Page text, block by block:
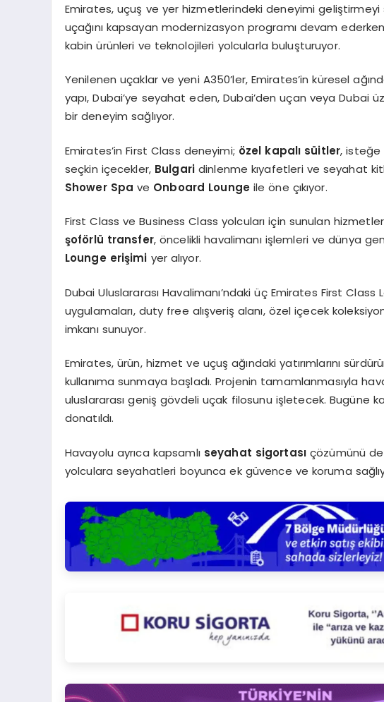
Emirates, uçuş ve yer hizmetlerindeki deneyimi geliştirmeyi
uçağını kapsayan modernizasyon programı devam
kabin ürünleri ve teknolojileri yolcularla buluşturuyor.
Yenilenen uçaklar ve yeni A350’ler, Emirates’in küresel
yapı, Dubai’ye seyahat eden, Dubai’den uçan veya Dubai
bir deneyim sağlıyor.
Emirates’in First Class deneyimi; özel kapalı süitler, isteğe
seçkin içecekler, Bulgari dinlenme kıyafetleri ve seyahat
Shower Spa ve Onboard Loungeile öne çıkıyor.
First Class ve Business Class yolcuları için sunulan
şoförlü transfer, öncelikli havalimanı işlemleri ve dünya
Lounge erişimi yer alıyor.
Dubai Uluslararası Havalimanı’ndaki üç Emirates First
uygulamaları, duty free alışveriş alanı, özel içecek
imkanı sunuyor.
Emirates, ürün, hizmet ve uçuş ağındaki yatırımlarını
kullanıma sunmaya başladı. Projenin tamamlanmasıyla
uluslararası geniş gövdeli uçak filosunu işletecek. Bugüne
donatıldı.
Havayolu ayrıca kapsamlı seyahat sigortası çözümünü
yolculara seyahatleri boyunca ek güvence ve koruma